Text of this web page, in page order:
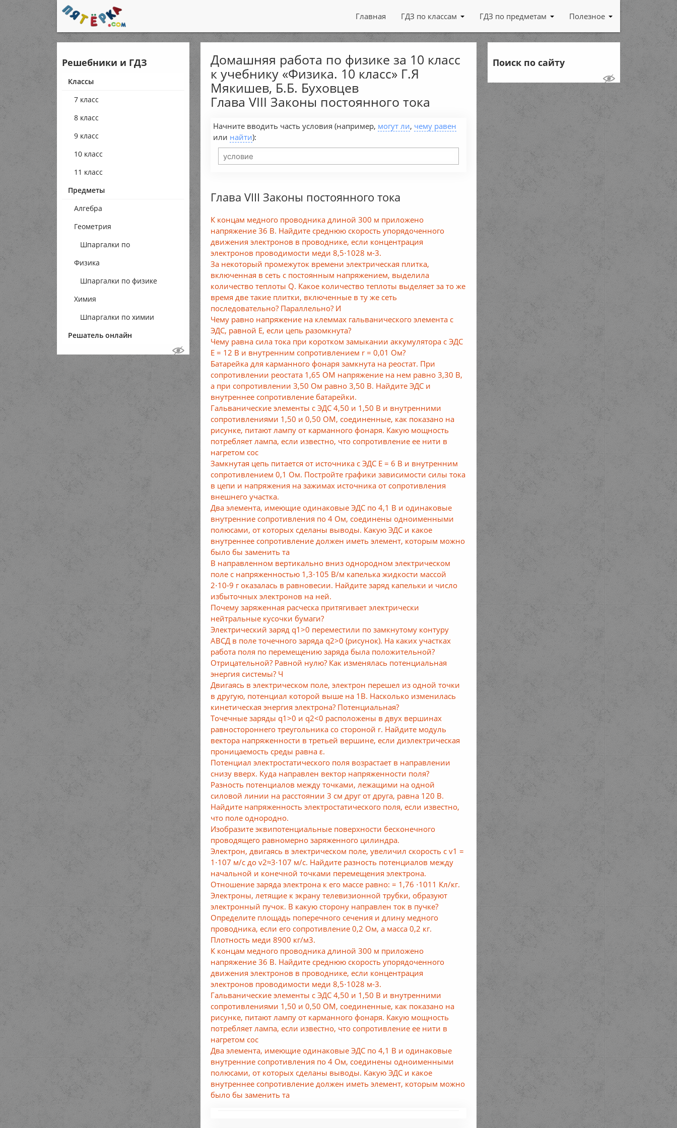
Главная ГДЗ по классам ГДЗ по предметам Полезное
Решебники и ГДЗ
Классы
7 класс
8 класс
9 класс
10 класс
11 класс
Предметы
Алгебра
Геометрия
Шпаргалки по
геометрии
Физика
Шпаргалки по физике
Химия
Шпаргалки по химии
Решатель онлайн
Домашняя работа по физике за 10 класс
к учебнику «Физика. 10 класс» Г.Я
Мякишев, Б.Б. Буховцев
Глава VIII Законы постоянного тока
Начните вводить часть условия (например, могут ли, чему равен
или найти):
Глава VIII Законы постоянного тока
К концам медного проводника длиной 300 м приложено
напряжение 36 В. Найдите среднюю скорость упорядоченного
движения электронов в проводнике, если концентрация
электронов проводимости меди 8,5⋅1028 м-3.
За некоторый промежуток времени электрическая плитка,
включенная в сеть с постоянным напряжением, выделила
количество теплоты Q. Какое количество теплоты выделяет за то же
время две такие плитки, включенные в ту же сеть
последовательно? Параллельно? И
Чему равно напряжение на клеммах гальванического элемента с
ЭДС, равной E, если цепь разомкнута?
Чему равна сила тока при коротком замыкании аккумулятора с ЭДС
E = 12 В и внутренним сопротивлением r = 0,01 Ом?
Батарейка для карманного фонаря замкнута на реостат. При
сопротивлении реостата 1,65 ОМ напряжение на нем равно 3,30 В,
а при сопротивлении 3,50 Ом равно 3,50 В. Найдите ЭДС и
внутреннее сопротивление батарейки.
Гальванические элементы с ЭДС 4,50 и 1,50 В и внутренними
сопротивлениями 1,50 и 0,50 ОМ, соединенные, как показано на
рисунке, питают лампу от карманного фонаря. Какую мощность
потребляет лампа, если известно, что сопротивление ее нити в
нагретом сос
Замкнутая цепь питается от источника с ЭДС E = 6 В и внутренним
сопротивлением 0,1 Ом. Постройте графики зависимости силы тока
в цепи и напряжения на зажимах источника от сопротивления
внешнего участка.
Два элемента, имеющие одинаковые ЭДС по 4,1 В и одинаковые
внутренние сопротивления по 4 Ом, соединены одноименными
полюсами, от которых сделаны выводы. Какую ЭДС и какое
внутреннее сопротивление должен иметь элемент, которым можно
было бы заменить та
В направленном вертикально вниз однородном электрическом
поле с напряженностью 1,3⋅105 В/м капелька жидкости массой
2⋅10-9 г оказалась в равновесии. Найдите заряд капельки и число
избыточных электронов на ней.
Почему заряженная расческа притягивает электрически
нейтральные кусочки бумаги?
Электрический заряд q1>0 переместили по замкнутому контуру
АВСД в поле точечного заряда q2>0 (рисунок). На каких участках
работа поля по перемещению заряда была положительной?
Отрицательной? Равной нулю? Как изменялась потенциальная
энергия системы? Ч
Двигаясь в электрическом поле, электрон перешел из одной точки
в другую, потенциал которой выше на 1В. Насколько изменилась
кинетическая энергия электрона? Потенциальная?
Точечные заряды q1>0 и q2<0 расположены в двух вершинах
равностороннего треугольника со стороной r. Найдите модуль
вектора напряженности в третьей вершине, если диэлектрическая
проницаемость среды равна ε.
Потенциал электростатического поля возрастает в направлении
снизу вверх. Куда направлен вектор напряженности поля?
Разность потенциалов между точками, лежащими на одной
силовой линии на расстоянии 3 см друг от друга, равна 120 В.
Найдите напряженность электростатического поля, если известно,
что поле однородно.
Изобразите эквипотенциальные поверхности бесконечного
проводящего равномерно заряженного цилиндра.
Электрон, двигаясь в электрическом поле, увеличил скорость с v1 =
1⋅107 м/с до v2≈3⋅107 м/с. Найдите разность потенциалов между
начальной и конечной точками перемещения электрона.
Отношение заряда электрона к его массе равно: = 1,76 ⋅1011 Кл/кг.
Электроны, летящие к экрану телевизионной трубки, образуют
электронный пучок. В какую сторону направлен ток в пучке?
Определите площадь поперечного сечения и длину медного
проводника, если его сопротивление 0,2 Ом, а масса 0,2 кг.
Плотность меди 8900 кг/м3.
К концам медного проводника длиной 300 м приложено
напряжение 36 В. Найдите среднюю скорость упорядоченного
движения электронов в проводнике, если концентрация
электронов проводимости меди 8,5⋅1028 м-3.
Гальванические элементы с ЭДС 4,50 и 1,50 В и внутренними
сопротивлениями 1,50 и 0,50 ОМ, соединенные, как показано на
рисунке, питают лампу от карманного фонаря. Какую мощность
потребляет лампа, если известно, что сопротивление ее нити в
нагретом сос
Два элемента, имеющие одинаковые ЭДС по 4,1 В и одинаковые
внутренние сопротивления по 4 Ом, соединены одноименными
полюсами, от которых сделаны выводы. Какую ЭДС и какое
внутреннее сопротивление должен иметь элемент, которым можно
было бы заменить та
Поиск по сайту